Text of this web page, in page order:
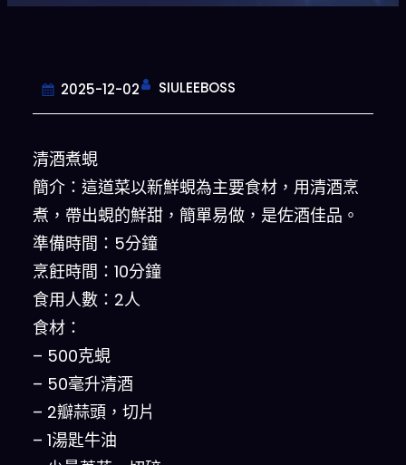
2025-12-02 SIULEEBOSS
清酒煮蜆
簡介：這道菜以新鮮蜆為主要食材，用清酒烹
煮，帶出蜆的鮮甜，簡單易做，是佐酒佳品。
準備時間：5分鐘
烹飪時間：10分鐘
食用人數：2人
食材：
– 500克蜆
– 50毫升清酒
– 2瓣蒜頭，切片
– 1湯匙牛油